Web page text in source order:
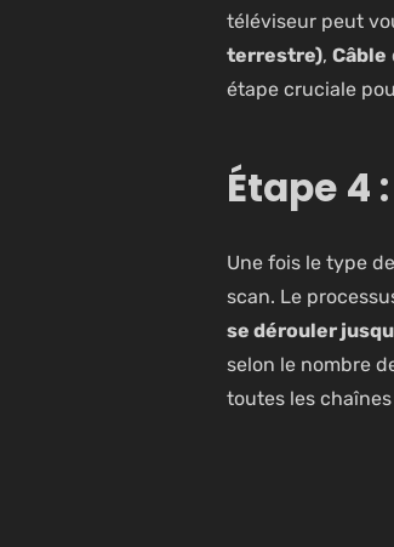
téléviseur peut
terrestre), Câble
étape cruciale
Étape 4
Une fois le type
scan. Le
se dérouler
selon le nombre
toutes les